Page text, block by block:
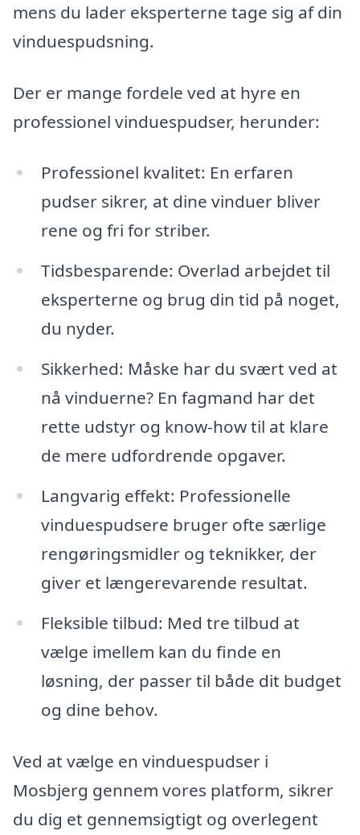
mens du lader eksperterne tage sig af din
vinduespudsning.
Der er mange fordele ved at hyre en
professionel vinduespudser, herunder:
Professionel kvalitet: En erfaren
pudser sikrer, at dine vinduer bliver
rene og fri for striber.
Tidsbesparende: Overlad arbejdet til
eksperterne og brug din tid på noget,
du nyder.
Sikkerhed: Måske har du svært ved at
nå vinduerne? En fagmand har det
rette udstyr og know-how til at klare
de mere udfordrende opgaver.
Langvarig effekt: Professionelle
vinduespudsere bruger ofte særlige
rengøringsmidler og teknikker, der
giver et længerevarende resultat.
Fleksible tilbud: Med tre tilbud at
vælge imellem kan du finde en
løsning, der passer til både dit budget
og dine behov.
Ved at vælge en vinduespudser i
Mosbjerg gennem vores platform, sikrer
du dig et gennemsigtigt og overlegent